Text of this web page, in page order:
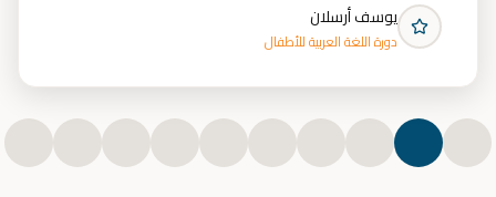
يوسف أرسلان
دورة اللغة العربية للأطفال